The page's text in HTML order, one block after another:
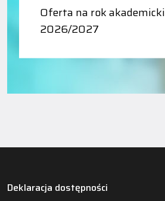
Oferta na rok akademicki
2026/2027
Deklaracja dostępności